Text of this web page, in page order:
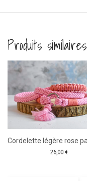
Produits similaires
26,00 €